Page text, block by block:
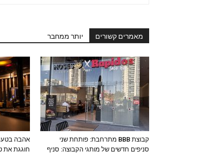
מאמרים קשורים יותר ממחבר
קבוצת BBB מתרחבת: פותחת שני
סניפים חדשים של מותגי הקבוצה: סניף
אהבה בטעם
חוגגת את